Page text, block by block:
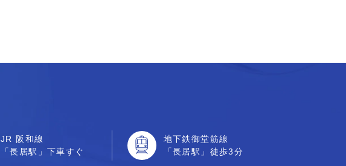
JR 阪和線
「長居駅」下車すぐ
地下鉄御堂筋線
「長居駅」徒歩3分